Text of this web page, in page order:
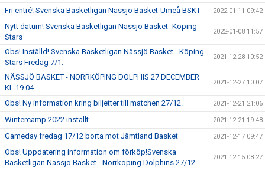
Fri entré! Svenska Basketligan Nässjö Basket-Umeå BSKT 2022-01-11 09:42
Nytt datum! Svenska Basketligan Nässjö Basket- Köping
Stars
2022-01-08 11:57
Obs! Inställd! Svenska Basketligan Nässjö Basket - Köping
Stars Fredag 7/1.
2021-12-28 10:52
NÄSSJÖ BASKET - NORRKÖPING DOLPHIS 27 DECEMBER
KL 19.04
2021-12-27 10:07
Obs! Ny information kring biljetter till matchen 27/12. 2021-12-21 21:06
Wintercamp 2022 inställt 2021-12-21 19:48
Gameday fredag 17/12 borta mot Jämtland Basket 2021-12-17 09:47
Obs! Uppdatering information om förköp!Svenska
Basketligan Nässjö Basket - Norrköping Dolphins 27/12
2021-12-15 08:27